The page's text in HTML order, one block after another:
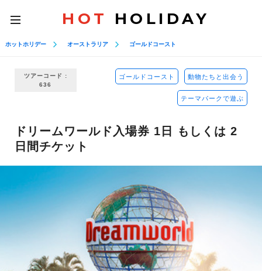
toggle
navigation
HOT HOLIDAY
ホットホリデー オーストラリア ゴールドコースト
ツアーコード :
636
ゴールドコースト 動物たちと出会う
テーマパークで遊ぶ
ドリームワールド入場券 1日 もしくは 2
日間チケット